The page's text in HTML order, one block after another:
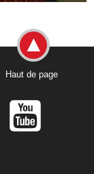
Haut de page